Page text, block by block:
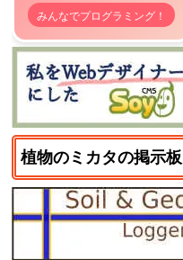
みんなでプログラミング！
植物のミカタの掲示板